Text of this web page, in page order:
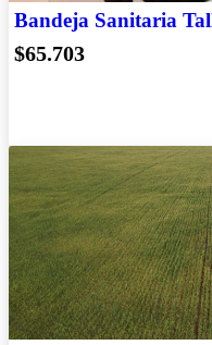
Bandeja Sanitaria
$65.703